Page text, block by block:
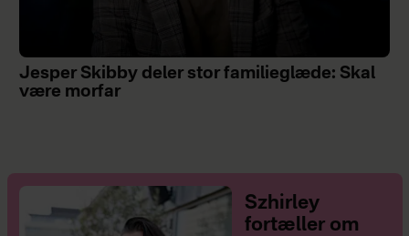
Jesper Skibby deler stor familieglæde: Skal
være morfar
Szhirley
fortæller om